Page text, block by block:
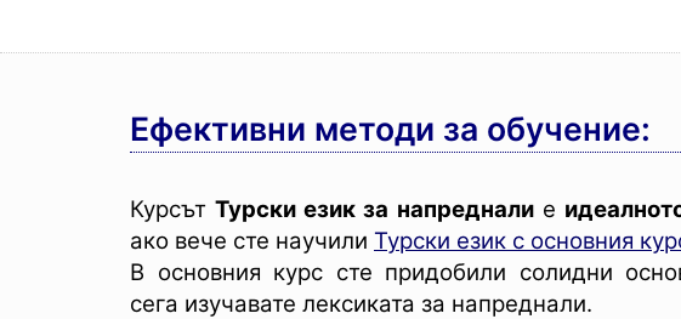
Ефективни методи за обучение:
КурсътТурски език за напредналие
ако вече сте научили Турски език с основния
В основния курс сте придобили солидни
сега изучавате лексиката за напреднали.